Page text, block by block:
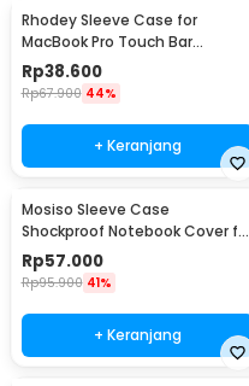
Rhodey Sleeve Case for
MacBook Pro Touch Bar
Neoprene with Pouch 14 Inch -
YG6005
Rp38.600
Rp67.900 44%
+ Keranjang
Mosiso Sleeve Case
Shockproof Notebook Cover for
Laptop 15.6 Inch - C0412
Rp57.000
Rp95.900 41%
+ Keranjang